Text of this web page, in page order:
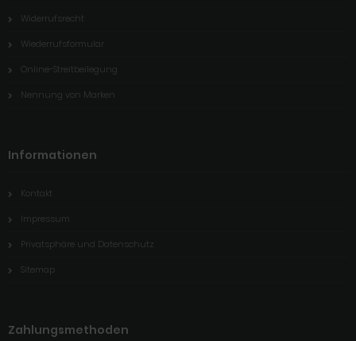
Widerrufsrecht
Wiederrufsformular
Online-Streitbeilegung
Nennung von Marken
Informationen
Kontakt
Impressum
Privatsphäre und Datenschutz
Sitemap
Zahlungsmethoden